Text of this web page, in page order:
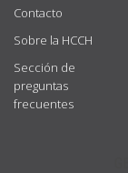
Contacto
Sobre la HCCH
Sección de
preguntas
frecuentes